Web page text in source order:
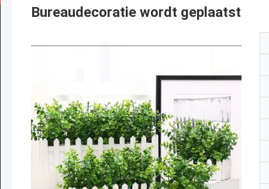
Bureaudecoratie wordt geplaatst